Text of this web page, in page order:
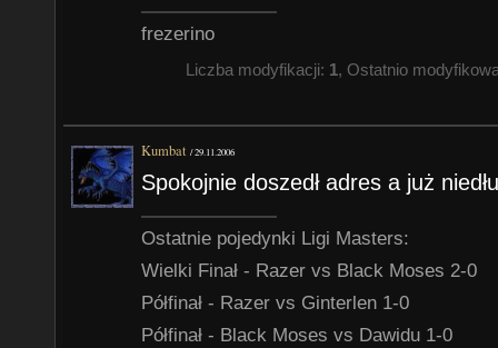
frezerino
Liczba modyfikacji: 1, Ostatnio
Kumbat /29.11.2006
Spokojnie doszedł adres a już
Ostatnie pojedynki Ligi Masters:
Wielki Finał - Razer vs Black Moses 2-0
Półfinał - Razer vs Ginterlen 1-0
Półfinał - Black Moses vs Dawidu 1-0